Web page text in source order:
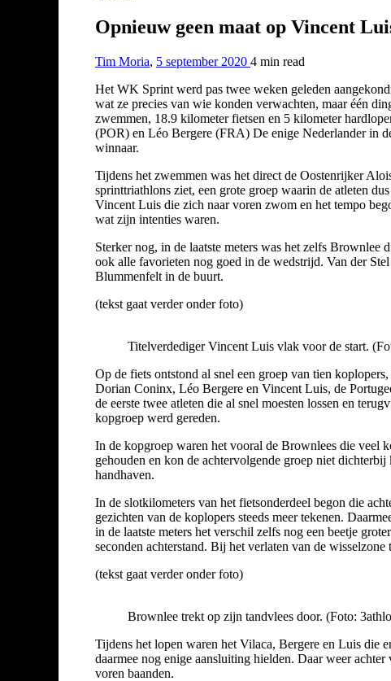
Opnieuw geen maat op Vincent
Tim Moria, 5 september 2020 4 min read
Het WK Sprint werd pas twee weken geleden
wat ze precies van wie konden verwachten, maar één
zwemmen, 18.9 kilometer fietsen en 5 kilometer
(POR) en Léo Bergere (FRA) De enige Nederlander in
winnaar.
Tijdens het zwemmen was het direct de Oostenrijker
sprinttriathlons ziet, een grote groep waarin de atleten
Vincent Luis die zich naar voren zwom en het tempo
wat zijn intenties waren.
Sterker nog, in de laatste meters was het zelfs Brownlee
ook alle favorieten nog goed in de wedstrijd. Van der
Blummenfelt in de buurt.
(tekst gaat verder onder foto)
Titelverdediger Vincent Luis vlak voor de start.
Op de fiets ontstond al snel een groep van tien
Dorian Coninx, Léo Bergere en Vincent Luis, de
de eerste twee atleten die al snel moesten lossen en
kopgroep werd gereden.
In de kopgroep waren het vooral de Brownlees die veel
gehouden en kon de achtervolgende groep niet
handhaven.
In de slotkilometers van het fietsonderdeel begon die
gezichten van de koplopers steeds meer tekenen.
in de laatste meters het verschil zelfs nog een beetje
seconden achterstand. Bij het verlaten van de
(tekst gaat verder onder foto)
Brownlee trekt op zijn tandvlees door. (Foto:
Tijdens het lopen waren het Vilaca, Bergere en Luis die
daarmee nog enige aansluiting hielden. Daar weer
voren baanden.